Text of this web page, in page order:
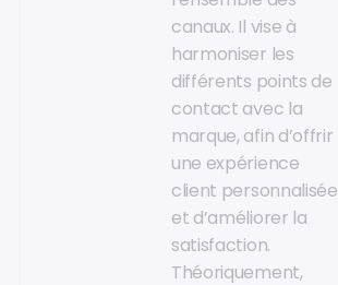
canaux. Il vise à
harmoniser les
différents points de
contact avec la
marque, afin d’offrir
une expérience
client personnalisée
et d’améliorer la
satisfaction.
Théoriquement,